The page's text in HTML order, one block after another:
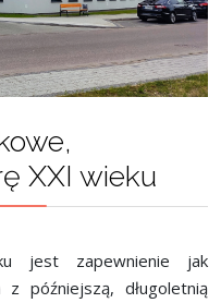
XXI wieku
jest zapewnienie jak
z późniejszą, długoletnią